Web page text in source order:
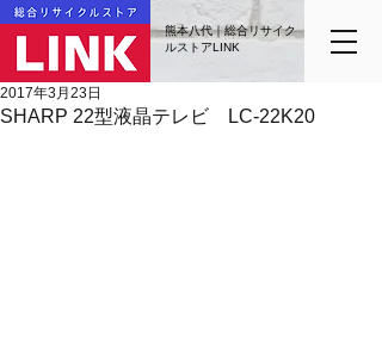
熊本八代｜総合リサイク
ルストアLINK
SHARP 22型液晶テレビ LC-22K20
2017年3月23日